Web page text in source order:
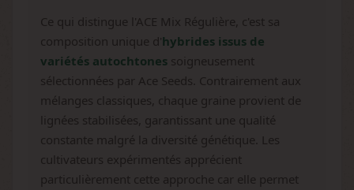
Ce qui distingue l'ACE Mix Régulière, c'est sa
composition unique d'hybrides issus de
variétés autochtones soigneusement
sélectionnées par Ace Seeds. Contrairement aux
mélanges classiques, chaque graine provient de
lignées stabilisées, garantissant une qualité
constante malgré la diversité génétique. Les
cultivateurs expérimentés apprécient
particulièrement cette approche car elle permet